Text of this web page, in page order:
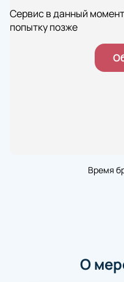
Сервис в данный
попытку позже
Время
О